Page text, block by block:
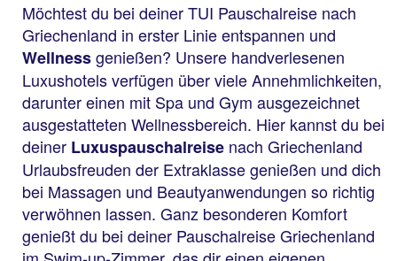
Möchtest du bei deiner TUI Pauschalreise nach
Griechenland in erster Linie entspannen und
Wellnessgenießen? Unsere handverlesenen
Luxushotels verfügen über viele Annehmlichkeiten,
darunter einen mit Spa und Gym ausgezeichnet
ausgestatteten Wellnessbereich. Hier kannst du bei
deiner Luxuspauschalreise nach Griechenland
Urlaubsfreuden der Extraklasse genießen und dich
bei Massagen und Beautyanwendungen so richtig
verwöhnen lassen. Ganz besonderen Komfort
genießt du bei deiner Pauschalreise Griechenland